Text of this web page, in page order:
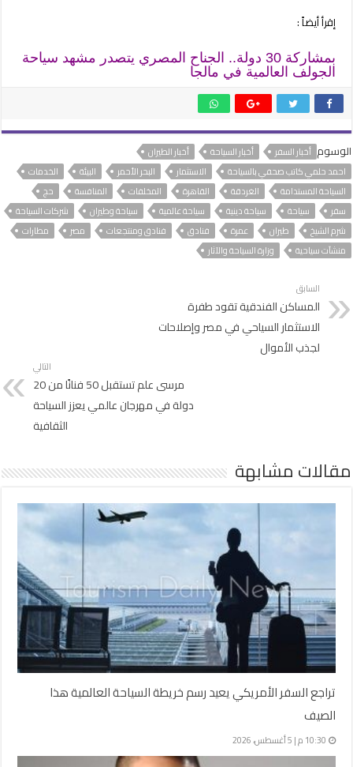
إقرأ أيضاً :
بمشاركة 30 دولة.. الجناح المصري يتصدر مشهد سياحة
الجولف العالمية في مالجا
الوسوم أخبار السفر أخبار السياحة
أخبار الطيران
احمد حلمي كاتب صحفي بالسياحة
الاستثمار البحر الأحمر البيئة
الخدمات
السياحة المستدامة
الغردقة القاهرة المخلفات المنافسة
حج
سفر
سياحة سياحة دينية سياحة عالمية سياحة وطيران
شركات السياحة
شرم الشيخ
طيران عمرة فنادق فنادق ومنتجعات مصر
مطارات
منشآت سياحية
وزارة السياحة والآثار
السابق
المساكن الفندقية تقود طفرة
الاستثمار السياحي في مصر وإصلاحات
لجذب الأموال
التالي
مرسى علم تستقبل 50 فنانًا من 20
دولة في مهرجان عالمي يعزز السياحة
الثقافية
مقالات مشابهة
تراجع السفر الأمريكي يعيد رسم خريطة السياحة العالمية هذا
الصيف
10:30 م | 5 أغسطس، 2026